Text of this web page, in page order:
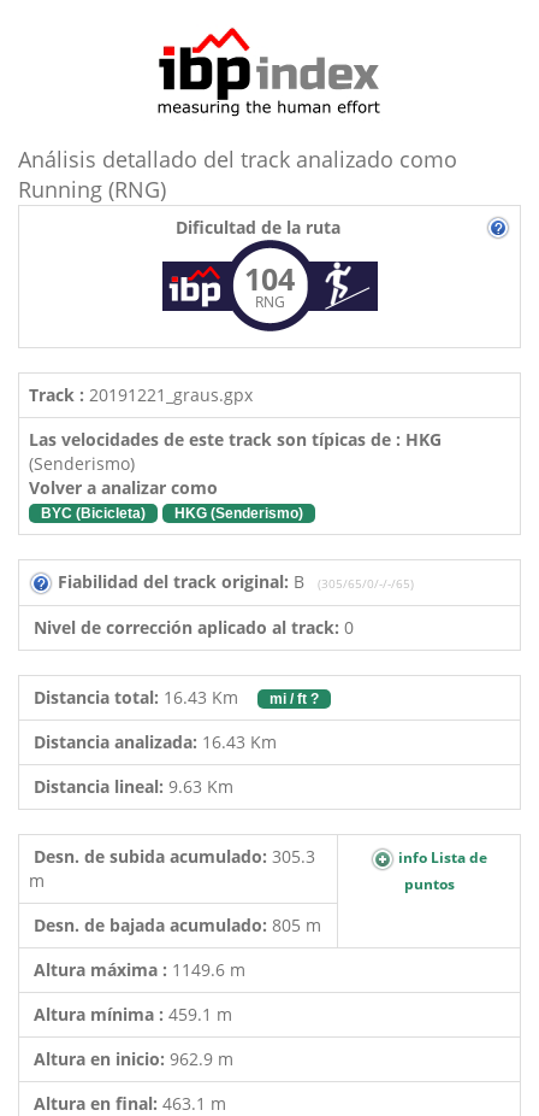
Análisis detallado del track analizado como
Running (RNG)
Dificultad de la ruta
104
RNG
Track : 20191221_graus.gpx
Las velocidades de este track son típicas de : HKG
(Senderismo)
Volver a analizar como
BYC (Bicicleta) HKG (Senderismo)
Fiabilidad del track original: B (305/65/0/-/-/65)
Nivel de corrección aplicado al track: 0
Distancia total: 16.43 Km mi / ft ?
Distancia analizada: 16.43 Km
Distancia lineal: 9.63 Km
Desn. de subida acumulado: 305.3
m
info Lista de
puntos
Desn. de bajada acumulado: 805 m
Altura máxima : 1149.6 m
Altura mínima : 459.1 m
Altura en inicio: 962.9 m
Altura en final: 463.1 m